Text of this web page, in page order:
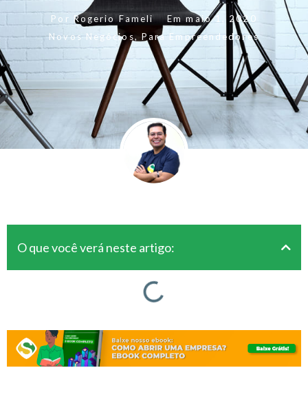
Por Rogerio Fameli Em maio 1, 2020
Novos Negócios, Para Empreendedores
O que você verá neste artigo: